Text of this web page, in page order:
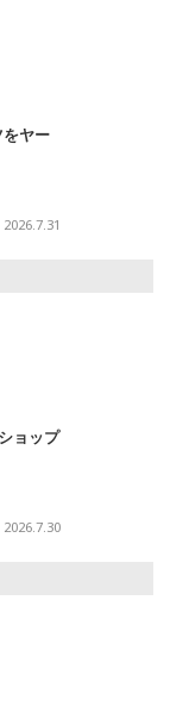
をヤー
2026.7.31
ョップ
2026.7.30